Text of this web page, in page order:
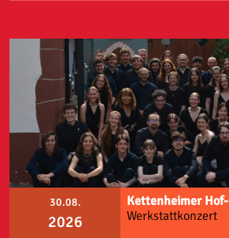
30.08.
2026
Kettenheimer
Werkstattkonzert